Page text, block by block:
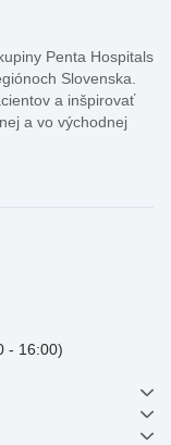
Penta Hospitals
Slovenska.
a inšpirovať
a vo východnej
- 16:00)